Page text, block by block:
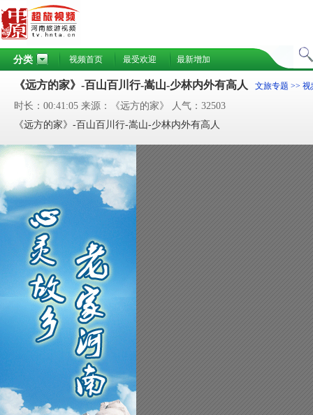
分类 视频首页 最受欢迎 最新增加
《远方的家》-百山百川行-嵩山-少林内外有高人 文旅专题 >> 视
时长：00:41:05 来源：《远方的家》 人气：32503
《远方的家》-百山百川行-嵩山-少林内外有高人